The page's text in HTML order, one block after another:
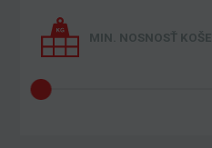
MIN. NOSNOSŤ KOŠE